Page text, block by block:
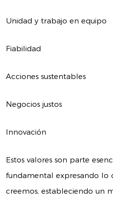
Unidad y trabajo en equipo
Fiabilidad
Acciones sustentables
Negocios justos
Innovación
Estos valores son parte
fundamental expresando lo
creemos, estableciendo un